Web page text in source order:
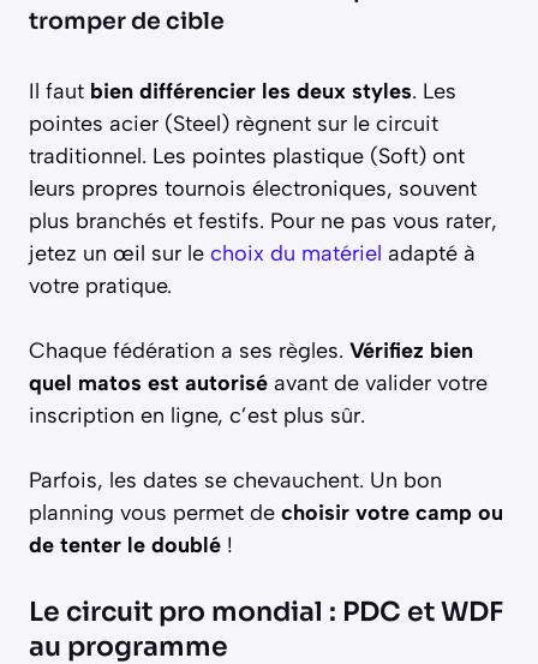
tromper de cible
Il faut bien différencier les deux styles. Les
pointes acier (Steel) règnent sur le circuit
traditionnel. Les pointes plastique (Soft) ont
leurs propres tournois électroniques, souvent
plus branchés et festifs. Pour ne pas vous rater,
jetez un œil sur le choix du matériel adapté à
votre pratique.
Chaque fédération a ses règles. Vérifiez bien
quel matos est autorisé avant de valider votre
inscription en ligne, c’est plus sûr.
Parfois, les dates se chevauchent. Un bon
planning vous permet de choisir votre camp ou
de tenter le doublé !
Le circuit pro mondial : PDC et WDF
au programme